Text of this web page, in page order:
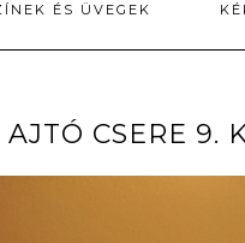
ÉS ÜVEGEK
CSERE 9.